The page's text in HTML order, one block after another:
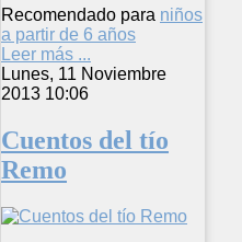
Recomendado para niños
a partir de 6 años
Leer más ...
Lunes, 11 Noviembre
2013 10:06
Cuentos del tío
Remo